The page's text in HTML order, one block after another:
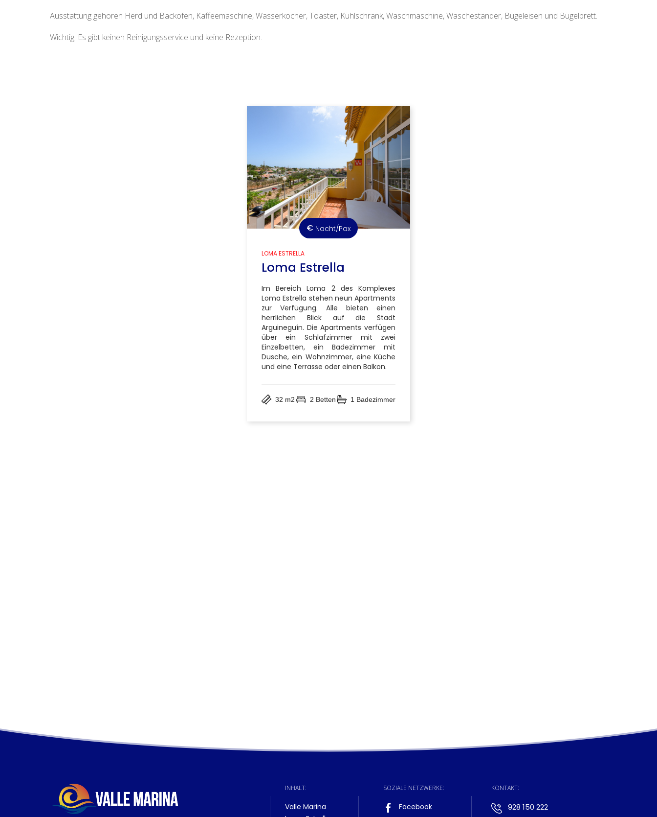
Ausstattung gehören Herd und Backofen, Kaffeemaschine, Wasserkocher, Toaster, Kühlschrank, Waschmaschine, Wäscheständer, Bügeleisen und Bügelbrett.
Wichtig: Es gibt keinen Reinigungsservice und keine Rezeption.
€ Nacht/Pax
LOMA ESTRELLA
Loma Estrella
Im Bereich Loma 2 des Komplexes
Loma Estrella stehen neun Apartments
zur Verfügung. Alle bieten einen
herrlichen Blick auf die Stadt
Arguineguín. Die Apartments verfügen
über ein Schlafzimmer mit zwei
Einzelbetten, ein Badezimmer mit
Dusche, ein Wohnzimmer, eine Küche
und eine Terrasse oder einen Balkon.
32 m2 2 Betten 1 Badezimmer
INHALT:
Valle Marina
SOZIALE NETZWERKE:
Facebook
KONTAKT:
928 150 222